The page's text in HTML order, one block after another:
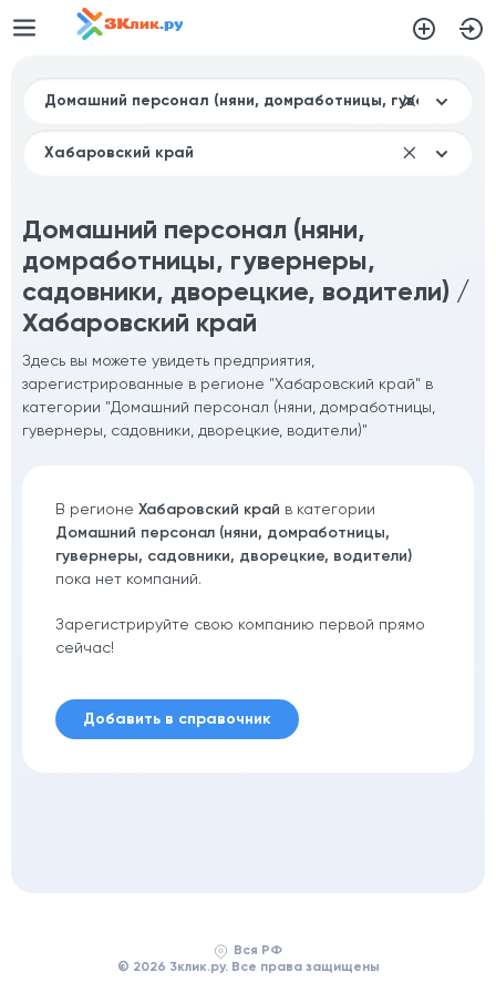
Домашний персонал (няни,
домработницы, гувернеры,
садовники, дворецкие, водители) /
Хабаровский край
Здесь вы можете увидеть предприятия,
зарегистрированные в регионе "Хабаровский край" в
категории "Домашний персонал (няни, домработницы,
гувернеры, садовники, дворецкие, водители)"
В регионе Хабаровский край в категории
Домашний персонал (няни, домработницы,
гувернеры, садовники, дворецкие, водители)
пока нет компаний.
Зарегистрируйте свою компанию первой прямо
сейчас!
Добавить в справочник
Вся РФ
© 2026 3клик.ру. Все права защищены